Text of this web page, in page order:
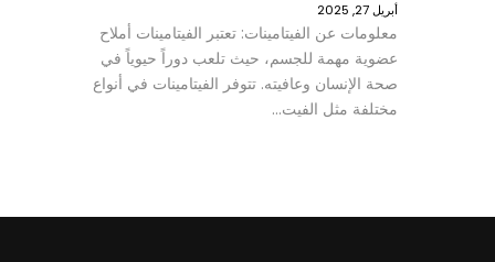
أبريل 27, 2025
معلومات عن الفيتامينات: تعتبر الفيتامينات أملاح
عضوية مهمة للجسم، حيث تلعب دوراً حيوياً في
صحة الإنسان وعافيته. تتوفر الفيتامينات في أنواع
مختلفة مثل الفيت…